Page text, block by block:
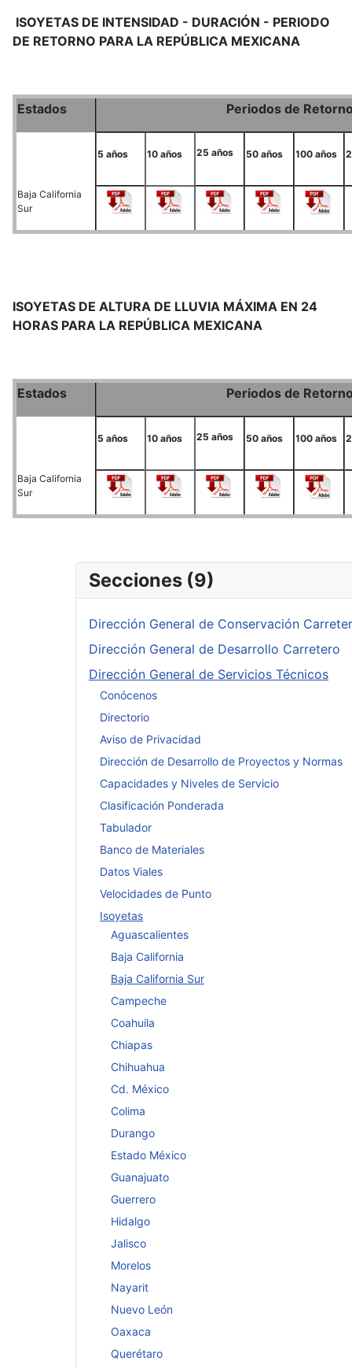
ISOYETAS DE INTENSIDAD - DURACIÓN - PERIODO
DE RETORNO PARA LA REPÚBLICA MEXICANA
Estados Periodos de
5 años 10 años 25 años 50 años 100 años
Baja California
Sur
ISOYETAS DE ALTURA DE LLUVIA MÁXIMA EN 24
HORAS PARA LA REPÚBLICA MEXICANA
Estados Periodos de
5 años 10 años 25 años 50 años 100 años
Baja California
Sur
Secciones (9)
Dirección General de Conservación
Dirección General de Desarrollo Carretero
Dirección General de Servicios Técnicos
Conócenos
Directorio
Aviso de Privacidad
Dirección de Desarrollo de Proyectos y Normas
Capacidades y Niveles de Servicio
Clasificación Ponderada
Tabulador
Banco de Materiales
Datos Viales
Velocidades de Punto
Isoyetas
Aguascalientes
Baja California
Baja California Sur
Campeche
Coahuila
Chiapas
Chihuahua
Cd. México
Colima
Durango
Estado México
Guanajuato
Guerrero
Hidalgo
Jalisco
Morelos
Nayarit
Nuevo León
Oaxaca
Querétaro